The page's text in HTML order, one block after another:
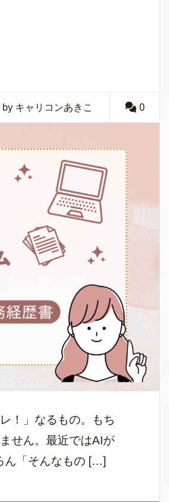
by キャリコンあきこ 0
！」なるもの。もち
せん。最近ではAIが
ん「そんなもの […]